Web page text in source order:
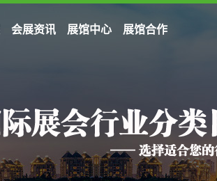
会展资讯 展馆中心 展馆合作